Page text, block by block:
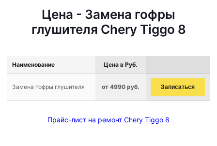
Цена - Замена гофры
глушителя Chery Tiggo 8
Наименование Цена в Руб.
Замена гофры глушителя от 4990 руб. Записаться
Прайс-лист на ремонт Chery Tiggo 8